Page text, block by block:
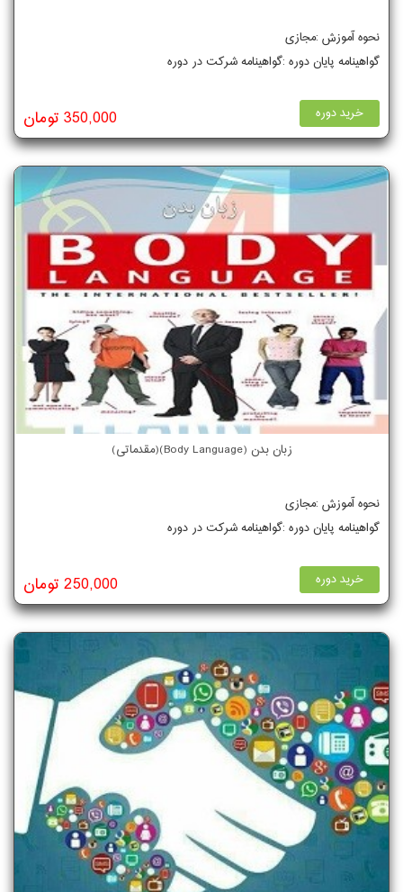
نحوه آموزش :مجازی
گواهینامه پایان دوره :گواهینامه شرکت در دوره
خرید دوره 350,000 تومان
زبان بدن (Body Language)(مقدماتی)
نحوه آموزش :مجازی
گواهینامه پایان دوره :گواهینامه شرکت در دوره
خرید دوره 250,000 تومان